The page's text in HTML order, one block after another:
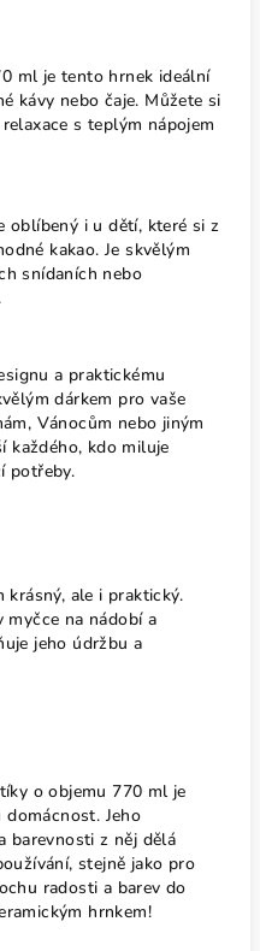
ml je tento hrnek ideální
kávy nebo čaje. Můžete si
s teplým nápojem
oblíbený i u dětí, které si z
kakao. Je skvělým
snídaních nebo
a praktickému
dárkem pro vaše
Vánocům nebo jiným
každého, kdo miluje
potřeby.
krásný, ale i praktický.
myčce na nádobí a
jeho údržbu a
o objemu 770 ml je
Jeho
barevnosti z něj dělá
stejně jako pro
radosti a barev do
hrnkem!